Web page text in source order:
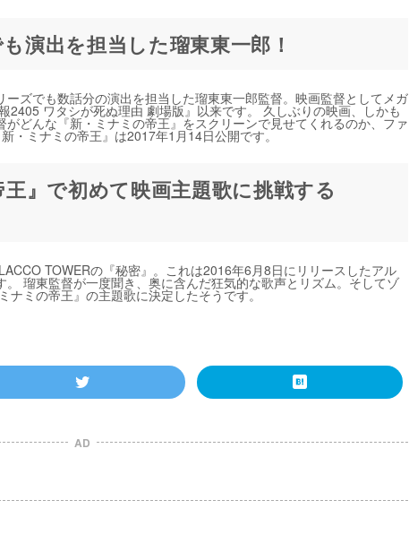
演出を担当した瑠東東一郎！
ズでも数話分の演出を担当した瑠東東一郎監督。映画監督としてメガ
2405 ワタシが死ぬ理由 劇場版』以来です。 久しぶりの映画、しかも
どんな『新・ミナミの帝王』をスクリーンで見せてくれるのか、ファ
・ミナミの帝王』は2017年1月14日公開です。
王』で初めて映画主題歌に挑戦する
TOWERの『秘密』。これは2016年6月8日にリリースしたアル
瑠東監督が一度聞き、奥に含んだ狂気的な歌声とリズム。そしてゾ
ナミの帝王』の主題歌に決定したそうです。
AD